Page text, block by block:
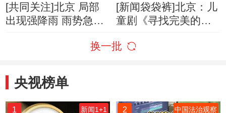
[共同关注]北京 局部
出现强降雨 雨势急促
[新闻袋袋裤]北京：儿
童剧《寻找完美的小
换一批
央视榜单
1 新闻1+1 2 中国法治观察